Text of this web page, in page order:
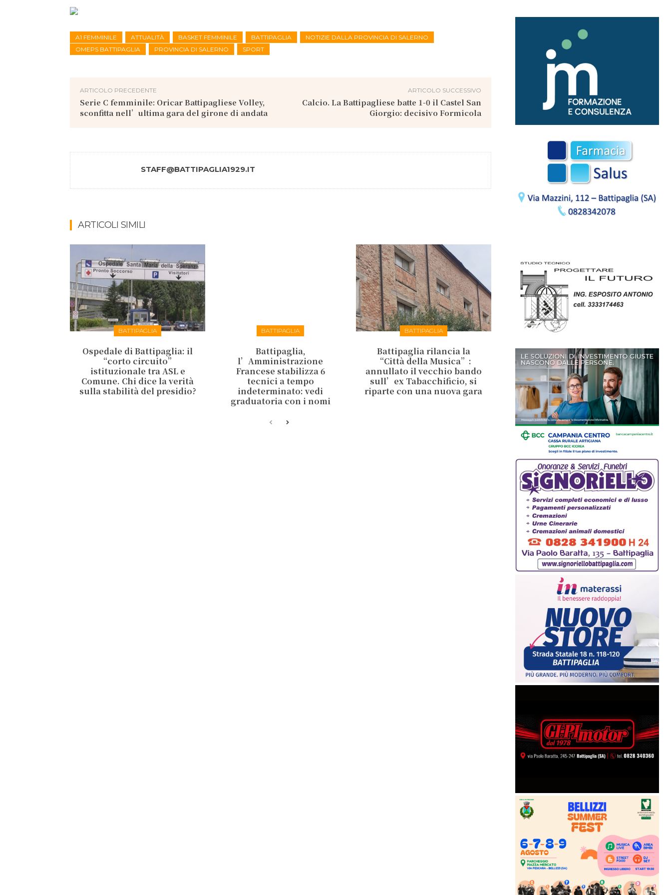
A1 FEMMINILE ATTUALITÀ BASKET FEMMINILE BATTIPAGLIA
NOTIZIE DALLA PROVINCIA DI SALERNO
OMEPS BATTIPAGLIA
PROVINCIA DI SALERNO SPORT
ARTICOLO PRECEDENTE
Serie C femminile: Oricar Battipagliese Volley,
sconfitta nell’ultima gara del girone di andata
ARTICOLO SUCCESSIVO
Calcio. La Battipagliese batte 1-0 il Castel San
Giorgio: decisivo Formicola
STAFF@BATTIPAGLIA1929.IT
ARTICOLI SIMILI
BATTIPAGLIA
Ospedale di Battipaglia: il
“corto circuito”
istituzionale tra ASL e
Comune. Chi dice la verità
sulla stabilità del presidio?
BATTIPAGLIA
Battipaglia,
l’Amministrazione
Francese stabilizza 6
tecnici a tempo
indeterminato: vedi
graduatoria con i nomi
BATTIPAGLIA
Battipaglia rilancia la
“Città della Musica”:
annullato il vecchio bando
sull’ex Tabacchificio, si
riparte con una nuova gara